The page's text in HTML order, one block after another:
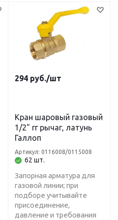
294 руб./шт
Кран шаровый газовый
1/2" гг рычаг, латунь
Галлоп
62 шт.
Артикул: 0116008/0115008
Запорная арматура для
газовой линии; при
подборе учитывайте
присоединение,
давление и требования